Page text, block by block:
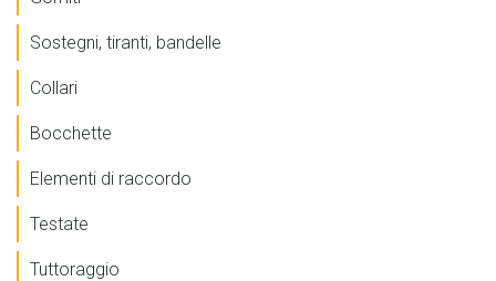
Sostegni, tiranti, bandelle
Collari
Bocchette
Elementi di raccordo
Testate
Tuttoraggio